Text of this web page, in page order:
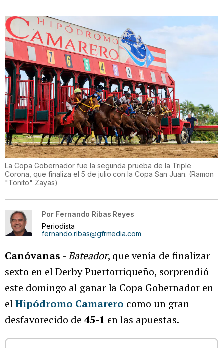
La Copa Gobernador fue la segunda prueba de la Triple
Corona, que finaliza el 5 de julio con la Copa San Juan. (Ramon
"Tonito" Zayas)
Por Fernando Ribas Reyes
Periodista
fernando.ribas@gfrmedia.com
Canóvanas -Bateador, que venía de finalizar
sexto en el Derby Puertorriqueño, sorprendió
este domingo al ganar la Copa Gobernador en
elHipódromo Camarero como un gran
desfavorecido de 45-1 en las apuestas.